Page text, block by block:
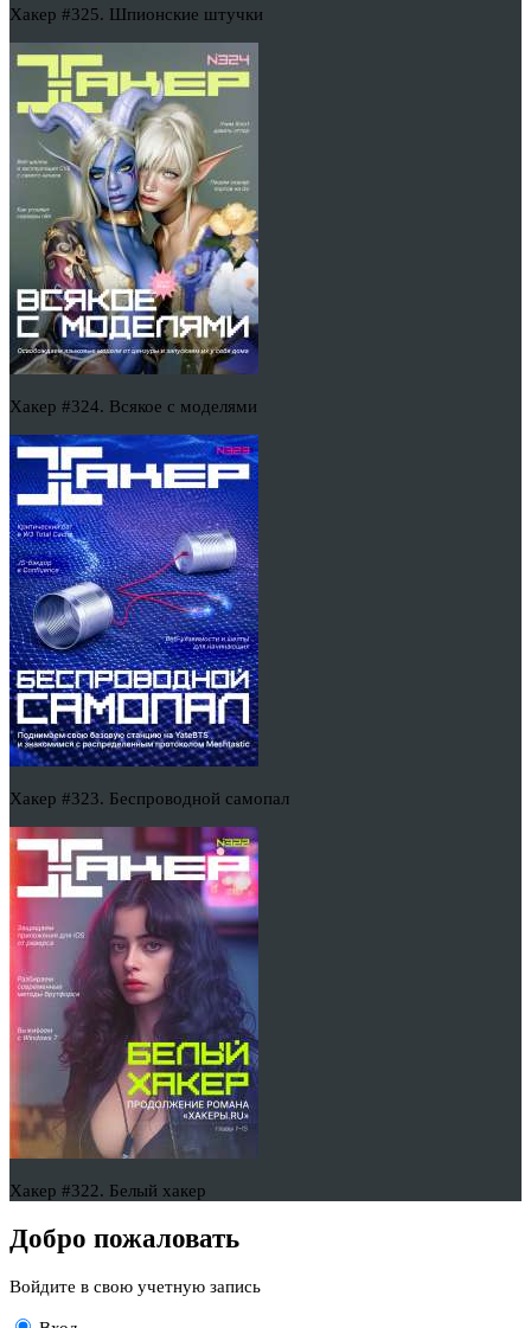
Хакер #325. Шпионские штучки
Хакер #324. Всякое с моделями
Хакер #323. Беспроводной самопал
Хакер #322. Белый хакер
Добро пожаловать
Войдите в свою учетную запись